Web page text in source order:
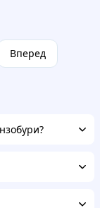
Вперед